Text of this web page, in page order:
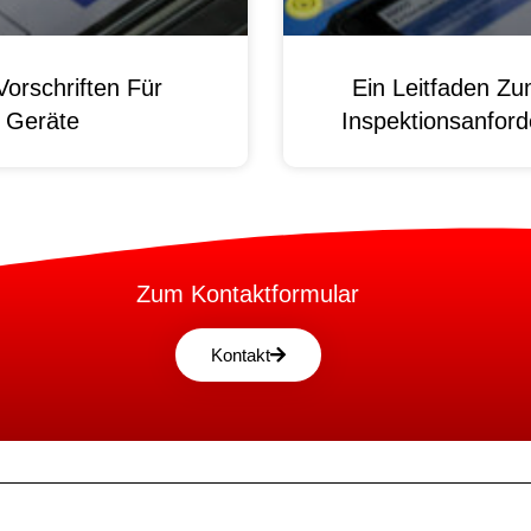
Für
Geräte
Ein Leitfaden
Zum Kontaktformular
Kontakt